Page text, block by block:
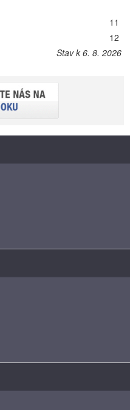
11
12
Stav k 6. 8. 2026